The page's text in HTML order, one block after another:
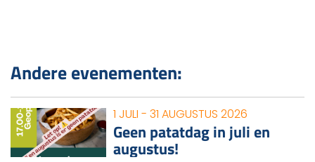
Andere evenementen:
1 JULI - 31 AUGUSTUS 2026
Geen patatdag in juli en
augustus!